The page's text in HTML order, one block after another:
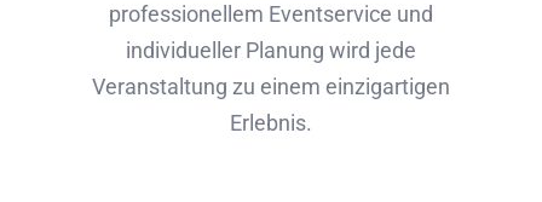
professionellem Eventservice und
individueller Planung wird jede
Veranstaltung zu einem einzigartigen
Erlebnis.